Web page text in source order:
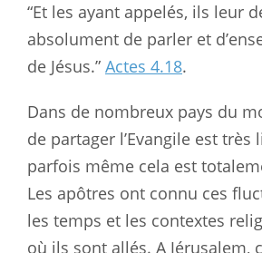
“Et les ayant appelés, ils leur
absolument de parler et
de Jésus.” Actes 4.18.
Dans de nombreux pays du
de partager l’Evangile est très
parfois même cela est
Les apôtres ont connu ces
les temps et les contextes
où ils sont allés. A Jérusalem,